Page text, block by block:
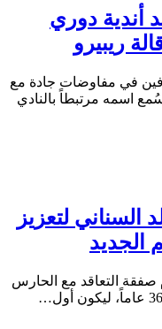
أندية دوري
ريبيرو
في مفاوضات جادة مع
سُمع اسمه مرتبطاً بالنادي
لتعزيز
الجديد
صفقة التعاقد مع الحارس